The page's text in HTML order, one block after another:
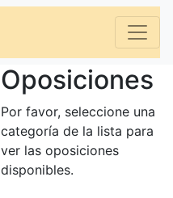
Oposiciones
Por favor, seleccione una
categoría de la lista para
ver las oposiciones
disponibles.